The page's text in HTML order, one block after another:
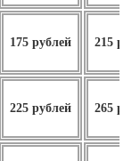
175 рублей 215
225 рублей 265